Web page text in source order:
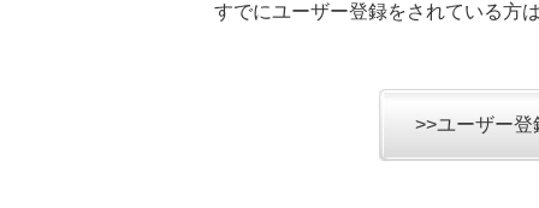
すでにユーザー登録をされている方
>>ユーザー